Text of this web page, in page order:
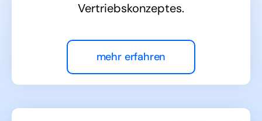
Vertriebskonzeptes.
mehr erfahren